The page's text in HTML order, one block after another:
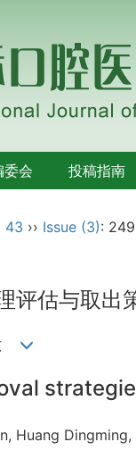
委会 投稿指南
43 ›› Issue (3):
评估与取出
Huang